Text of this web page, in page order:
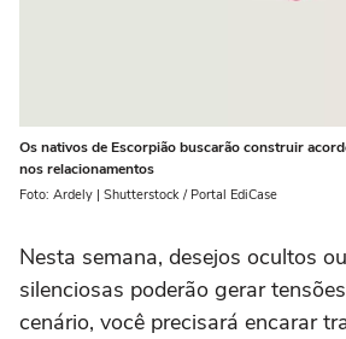
Os nativos de Escorpião buscarão construir
nos relacionamentos
Foto: Ardely | Shutterstock / Portal EdiCase
Nesta semana, desejos ocultos
silenciosas poderão gerar
cenário, você precisará encarar